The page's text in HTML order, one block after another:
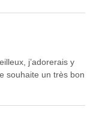
j’adorerais y
souhaite un très bon